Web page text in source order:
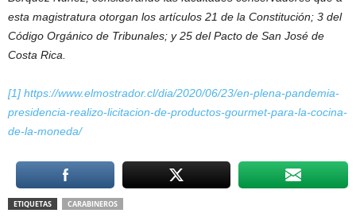
esta magistratura otorgan los artículos 21 de la Constitución; 3 del
Código Orgánico de Tribunales; y 25 del Pacto de San José de
Costa Rica.
[1] https://www.elmostrador.cl/dia/2020/06/23/en-plena-pandemia-
presidencia-realizo-licitacion-de-productos-gourmet-para-la-cocina-
de-la-moneda/
ETIQUETAS CARABINEROS